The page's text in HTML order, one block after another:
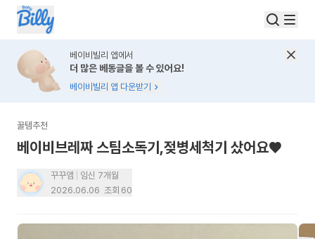
베이비빌리 앱에서
더 많은 베동글을 볼 수 있어요!
베이비빌리 앱 다운받기
꿀템추천
베이비브레짜 스팀소독기,젖병세척기 샀어요♥︎
꾸꾸앰
임신 7개월
2026.06.06 조회 60